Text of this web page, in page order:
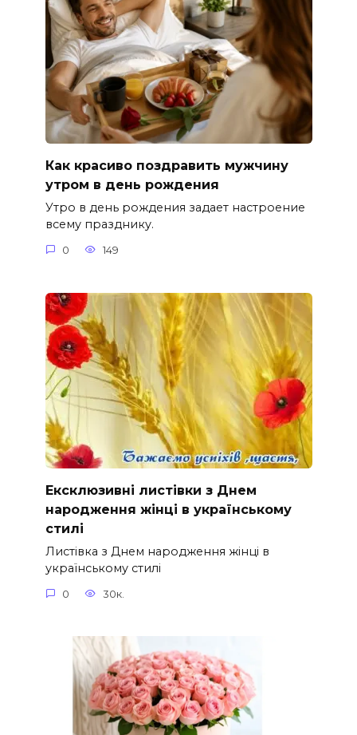
Как красиво поздравить мужчину
утром в день рождения
Утро в день рождения задает настроение
всему празднику.
0 149
Ексклюзивні листівки з Днем
народження жінці в українському
стилі
Листівка з Днем народження жінці в
українському стилі
0 30к.